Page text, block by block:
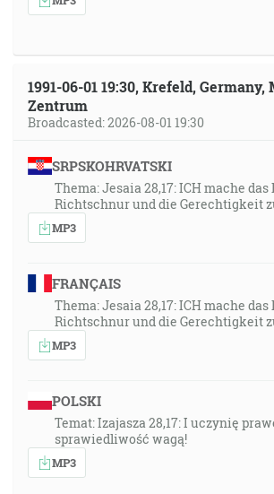
15:7]
A toto je tá smelá dôvera, ktorú
prosíme niečo podľa jeho vôle, čuje
Ale keď sa ty modlíš, vojdi do
svoje dvere modli sa svojmu
skrytosti, a tvoj Otec, ktorý vidí v
zjavne. [Mt 6:6]
32:03
Lebo Písmo hovorí: Nikto, kto verí v
zahanbený. [Rm 10:11]
32:17
korunuje milosťou a zľutovaním, [Ž
32:19
… a práve preto dôverujem, že ten,
1991-06-01 19:30, Krefeld, Germany,
Zentrum
Broadcasted: 2026-08-01 19:30
SRPSKOHRVATSKI
Thema: Jesaia 28,17: ICH mache
Richtschnur und die Gerechtigkeit
MP3
FRANÇAIS
Thema: Jesaia 28,17: ICH mache
Richtschnur und die Gerechtigkeit
MP3
POLSKI
Temat: Izajasza 28,17: I uczynię
sprawiedliwość wagą!
MP3